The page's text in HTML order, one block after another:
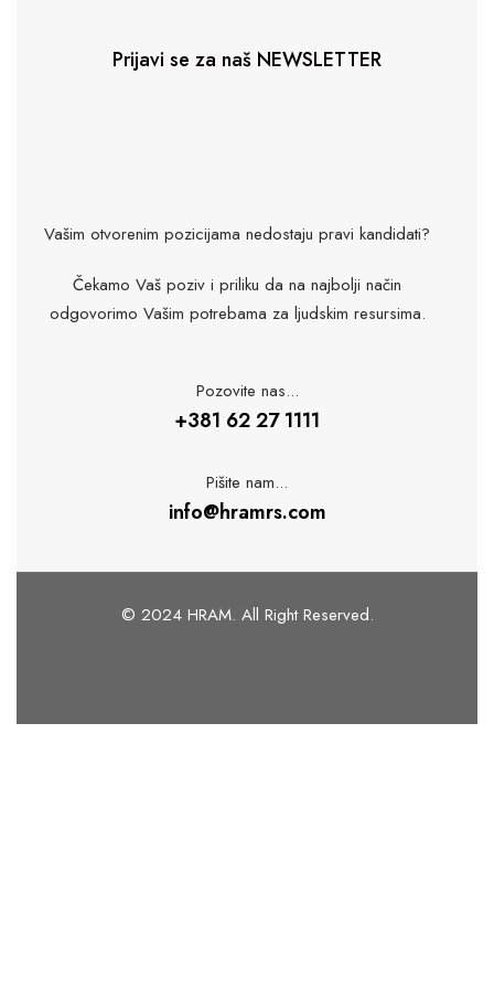
Prijavi se za naš NEWSLETTER
Vašim otvorenim pozicijama nedostaju pravi kandidati?
Čekamo Vaš poziv i priliku da na najbolji način
odgovorimo Vašim potrebama za ljudskim resursima.
Pozovite nas...
+381 62 27 1111
Pišite nam...
info@hramrs.com
© 2024 HRAM. All Right Reserved.